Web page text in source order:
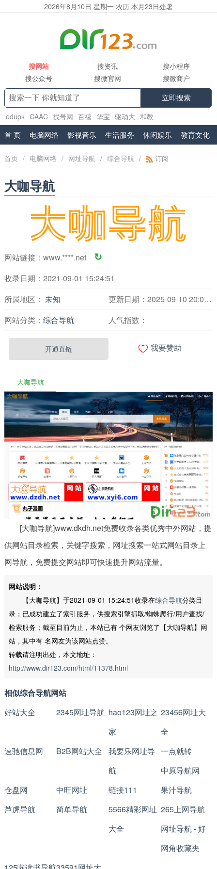
2026年8月10日 星期一 农历 本月23日处暑
搜网站 搜资讯
搜小程序
搜公众号
搜微官网 搜微商户
立即搜索
edupk CAAC 找号网 百禧 华宝 驱动大 和教
www.shuifa.cn 腾讯企业邮箱服务商
首 页 电脑网络 影视音乐 生活服务 休闲娱乐 教育文化
首页 / 电脑网络 / 网址导航 / 综合导航 / 订阅
大咖导航
网站链接： www.****.net ↻
收录日期：2021-09-01 15:24:51
所属地区： 未知
更新日期：2025-09-10 20:06:07
网站分类： 综合导航 人气指数：
开通直链  我要赞助
大咖导航
[大咖导航]www.dkdh.net免费收录各类优秀中外网站，提
供网站目录检索，关键字搜索，网址搜索一站式网站目录上
网导航，免费提交网站即可快速提升网站流量。
网站说明：
【大咖导航】于2021-09-01 15:24:51收录在综合导航分类目
录；已成功建立了索引服务，供搜索引擎抓取/蜘蛛爬行/用户查找/
检索服务；截至目前为止，本站已有 个网友浏览了【大咖导航】网
站，其中有 名网友为该网站点赞。
转载请注明出处，本文地址：
http://www.dir123.com/html/11378.html
相似综合导航网站
好站大全
2345网址导航 hao123网址之
家
23456网址大
全
速驰信息网
B2B网站大全
我要乐网址导
航
一点就转
中原导航网
仓盘网
中旺网址 链接111
果汁导航
芦虎导航
简单导航
5566精彩网址
大全
265上网导航
网址导航 - 好
网角收藏夹